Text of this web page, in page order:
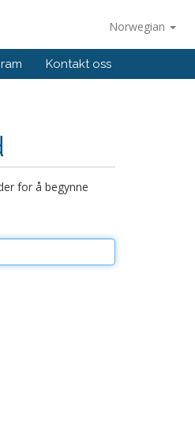
Norwegian
Kontakt oss
for å begynne